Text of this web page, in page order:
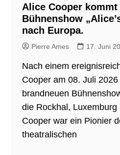
Alice Cooper
Bühnenshow
nach Europa.
Pierre Ames 17. Juni
Nach einem
Cooper am 08. Juli
brandneuen
die Rockhal, Luxemburg
Cooper war ein Pionier
theatralischen